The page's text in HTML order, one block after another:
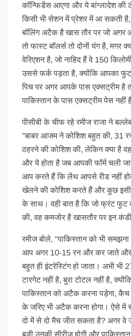
कॉन्फिडेंस आएगा और ये बांग्लादेश की
किसी भी सेशन में प्रेशर में आ सकती है,
बॉलिंग अटैक है खास तौर पर जो अगर
तो फास्ट बॉलर्स तो दोनों यंग है, मगर
वेरिएशन है, जो नाहिद हैं वे 150
उससे फर्क पड़ता है, क्योंकि आपका
पिच पर अगर आपके पास एक्सट्रीम है
पाकिस्तान के पास एक्सट्रीम पेस नहीं
पीसीबी के चीफ रहे रमीज राजा ने
"बाबर आजम ने कोशिश बहुत की, 31
ठहरने की कोशिश की, लेकिन क्या है
और ये होता है जब आपकी फॉर्म चली
आप करते हैं कि लेंथ आपसे रीड नहीं
खेलने की कोशिश करते हैं और कुछ इसी
के साथ। वही बात है कि जो फ्रंट फुट
की, वह कमजोर है खासतौर पर इन
रमीज बोले, "पाकिस्तान को भी
आप अगर 10-15 रन और कर जाते
बहुत ही इंटरेस्टिंग हो जाता। अभी भी
टारगेट नहीं है, बुरा टोटल नहीं है,
पाकिस्तान को अटैक करना पड़ेगा,
के जरिए भी अटैक करना होगा। ऐसे में
दो में से दो मैच जीत सकता है? अगर वे
बड़ी उनकी सीरीज होगी और